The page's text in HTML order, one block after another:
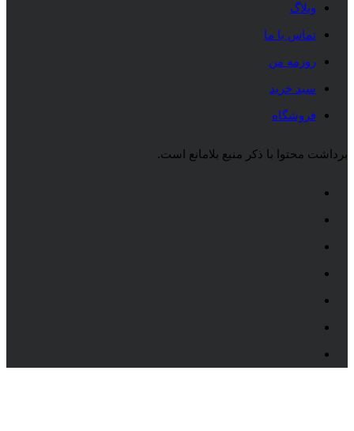
وبلاگ
تماس با ما
روزمه من
سبد خرید
فروشگاه
برداشت محتوا با ذکر منبع بلامانع است.